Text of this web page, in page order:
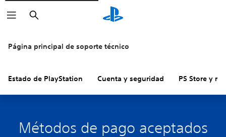
Buscar
Página principal de soporte técnico
Estado de PlayStation Cuenta y seguridad PS Store y
Métodos de pago aceptados